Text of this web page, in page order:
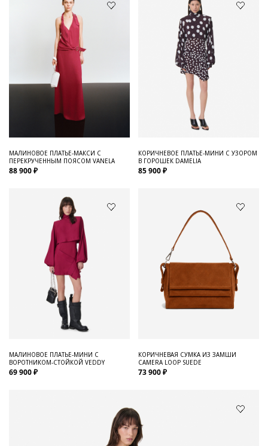
МАЛИНОВОЕ ПЛАТЬЕ-МАКСИ С
ПЕРЕКРУЧЕННЫМ ПОЯСОМ VANELA
88 900 ₽
КОРИЧНЕВОЕ ПЛАТЬЕ-МИНИ С УЗОРОМ
В ГОРОШЕК DAMELIA
85 900 ₽
МАЛИНОВОЕ ПЛАТЬЕ-МИНИ С
ВОРОТНИКОМ-СТОЙКОЙ VEDDY
69 900 ₽
КОРИЧНЕВАЯ СУМКА ИЗ ЗАМШИ
CAMERA LOOP SUEDE
73 900 ₽